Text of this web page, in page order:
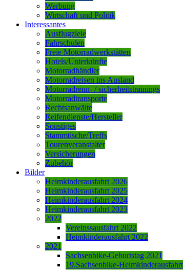
Werbung
Wirtschaft und Politik
Interessantes
Ausflugziele
Fahrschulen
Freie Motorradwerkstätten
Hotels/Unterkünfte
Motorradhändler
Motorradreisen ins Ausland
Motorradrenn- / sicherheitstrainings
Motorradtransporte
Rechtsanwälte
Reifendienste/Hersteller
Sonstiges
Stammtische/Treffs
Tourenveranstalter
Versicherungen
Zubehör
Bilder
Heimkinderausfahrt 2026
Heimkinderausfahrt 2025
Heimkinderausfahrt 2024
Heimkinderausfahrt 2023
2022
Vereinssausfahrt 2022
Heimkinderausfahrt 2022
2021
Sachsenbike-Geburtstag 2021
19.Sachsenbike-Heimkinderausfahrt